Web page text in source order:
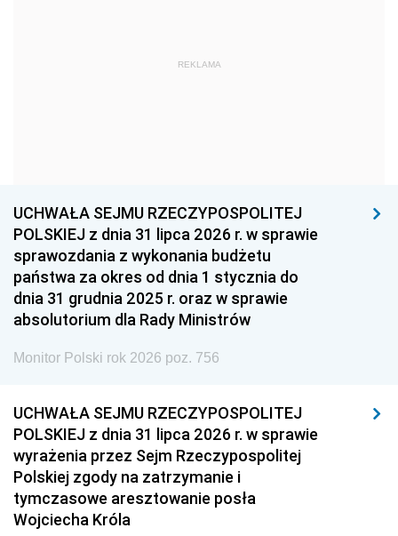
1959
1939 1938 1937
1936 1930
REKLAMA
UCHWAŁA SEJMU RZECZYPOSPOLITEJ
POLSKIEJ z dnia 31 lipca 2026 r. w sprawie
sprawozdania z wykonania budżetu
państwa za okres od dnia 1 stycznia do
dnia 31 grudnia 2025 r. oraz w sprawie
absolutorium dla Rady Ministrów
Monitor Polski rok 2026 poz. 756
UCHWAŁA SEJMU RZECZYPOSPOLITEJ
POLSKIEJ z dnia 31 lipca 2026 r. w sprawie
wyrażenia przez Sejm Rzeczypospolitej
Polskiej zgody na zatrzymanie i
tymczasowe aresztowanie posła
Wojciecha Króla